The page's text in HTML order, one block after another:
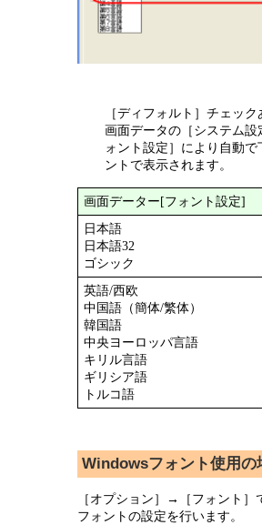
［ディフォルト］チェッ
画面データの［システム
ォント設定］により自動で
ントで表示されます。
画面データー[フォント設定]
日本語
日本語32
ゴシック
英語/西欧
中国語（簡体/繁体）
韓国語
中央ヨーロッパ言語
キリル言語
ギリシア語
トルコ語
Windowsフォント使用の
［オプション］→［フォント］
フォントの設定を行います。